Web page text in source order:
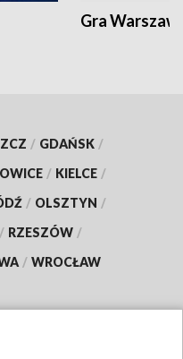
Gra
/ GDAŃSK /
/ KIELCE /
/ OLSZTYN /
/ RZESZÓW /
/ WROCŁAW